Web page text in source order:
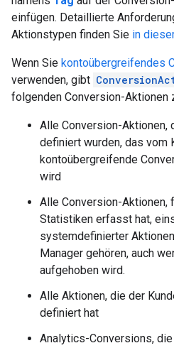
einfügen. Detaillierte
Aktionstypen finden Sie in
Wenn Sie kontoübergreifendes
verwenden, gibt
folgenden Conversion-Aktionen
Alle Conversion-Aktionen,
definiert wurden, das vom
kontoübergreifende
wird
Alle Conversion-Aktionen,
Statistiken erfasst hat,
systemdefinierter
Manager gehören, auch
aufgehoben wird.
Alle Aktionen, die der
definiert hat
Analytics-Conversions,